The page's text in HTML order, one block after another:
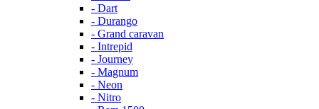
- Dart
- Durango
- Grand caravan
- Intrepid
- Journey
- Magnum
- Neon
- Nitro